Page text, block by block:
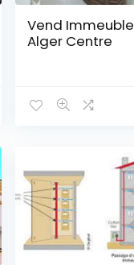
Vend Immeuble
Alger Centre